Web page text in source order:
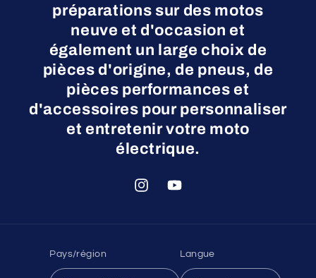
préparations sur des motos
neuve et d'occasion et
également un large choix de
pièces d'origine, de pneus, de
pièces performances et
d'accessoires pour personnaliser
et entretenir votre moto
électrique.
InstagramYouTube
Pays/région Langue